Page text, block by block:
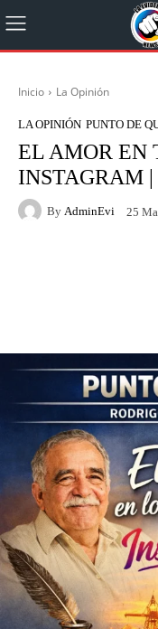
Inicio La Opinión
LA OPINIÓN PUNTO DE
EL AMOR EN
INSTAGRAM
By AdminEvi 25